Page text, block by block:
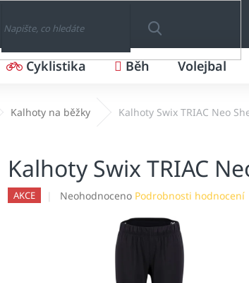
HLEDAT
Cyklistika Běh Volejbal
Kalhoty na běžky Kalhoty Swix TRIAC Neo
Kalhoty Swix TRIAC
AKCE
Průměrné
Neohodnoceno Podrobnosti hodnocení